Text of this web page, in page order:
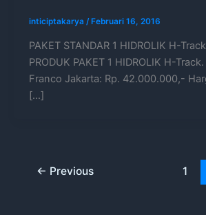
inticiptakarya / Februari 16, 2016
PAKET STANDAR 1 HIDROLIK H-
PRODUK PAKET 1 HIDROLIK H-
Franco Jakarta: Rp. 42.000.000,-
[…]
← Previous 1